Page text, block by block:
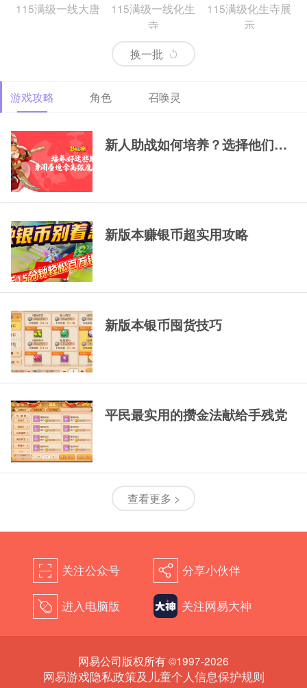
115满级一线大唐
115满级一线化生
寺
115满级化生寺展
示
示
示
换一批
游戏攻略 角色 召唤灵
新人助战如何培养？选择他们，一
新版本赚银币超实用攻略
新版本银币囤货技巧
平民最实用的攒金法献给手残党
查看更多 >
򰀁 关注公众号 򰀂 分享小伙伴
򰀄 进入电脑版 关注网易大神
网易公司版权所有 ©1997-2026
网易游戏隐私政策及儿童个人信息保护规则